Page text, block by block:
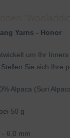
Yarns - Honor
um Ihr
Sie sich Ihre
Alpaca (Suri
50 g
- 6,0 mm